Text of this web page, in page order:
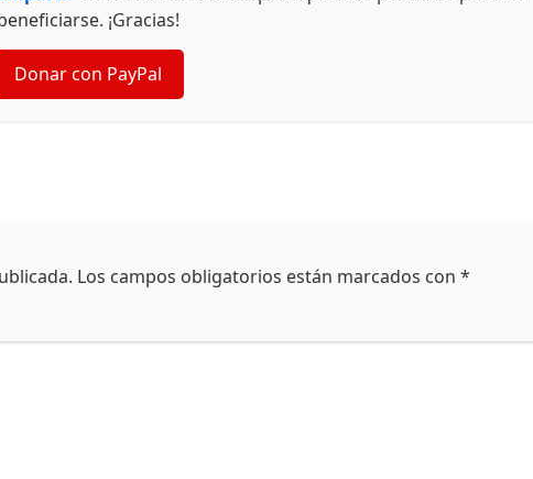
¡Gracias!
Donar con PayPal
Los campos obligatorios están marcados con*